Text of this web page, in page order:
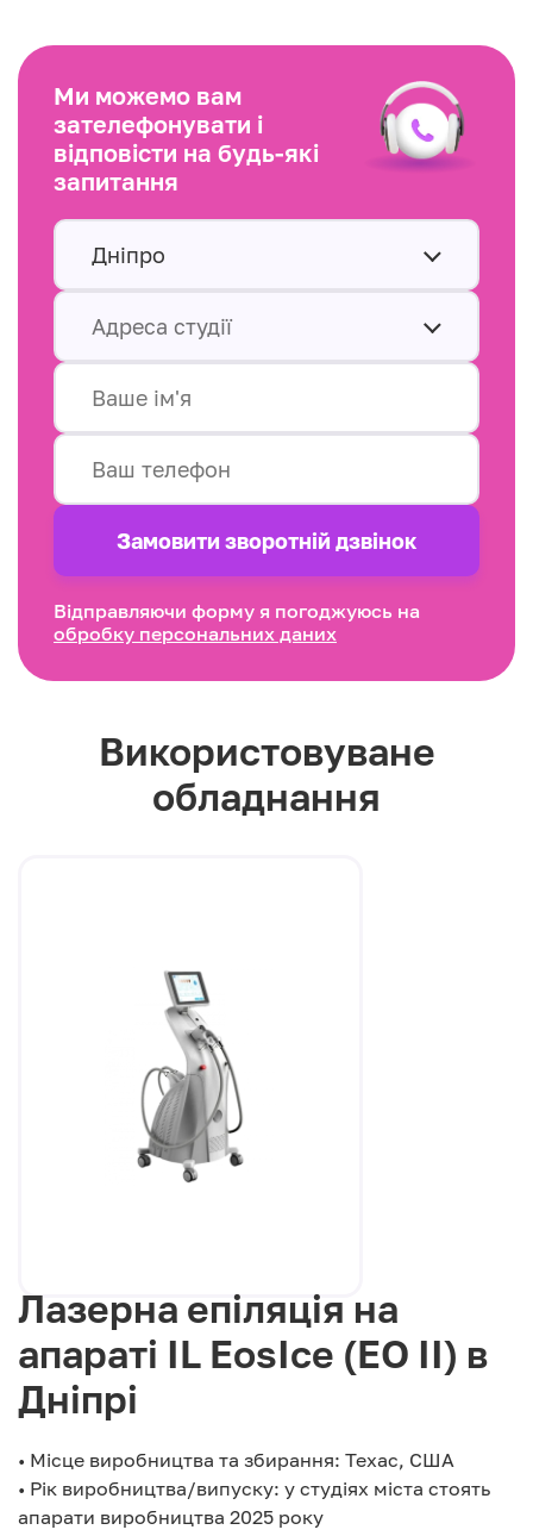
Ми можемо вам
зателефонувати і
відповісти на будь-які
запитання
Дніпро
Адреса студії
Замовити зворотнiй дзвінок
Відправляючи форму я погоджуюсь на
обробку персональних даних
Використовуване
обладнання
Лазерна епіляція на
апараті IL EosIce (EO II) в
Дніпрі
• Місце виробництва та збирання: Техас, США
• Рік виробництва/випуску: у студіях міста стоять
апарати виробництва 2025 року